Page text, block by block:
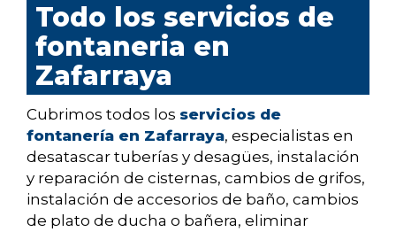
Todo los servicios de
fontaneria en
Zafarraya
Cubrimos todos los servicios de
fontanería en Zafarraya, especialistas en
desatascar tuberías y desagües, instalación
y reparación de cisternas, cambios de grifos,
instalación de accesorios de baño, cambios
de plato de ducha o bañera, eliminar